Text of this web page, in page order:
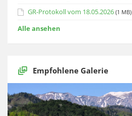
GR-Protokoll vom 18.05.2026 (1 MB)
Alle ansehen
Empfohlene Galerie